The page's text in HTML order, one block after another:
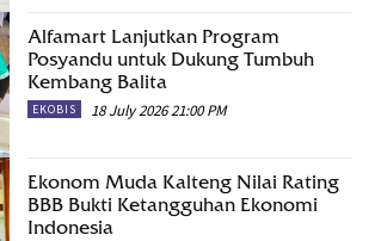
Alfamart Lanjutkan Program
Posyandu untuk Dukung Tumbuh
Kembang Balita
EKOBIS 18 July 2026 21:00 PM
Ekonom Muda Kalteng Nilai Rating
BBB Bukti Ketangguhan Ekonomi
Indonesia